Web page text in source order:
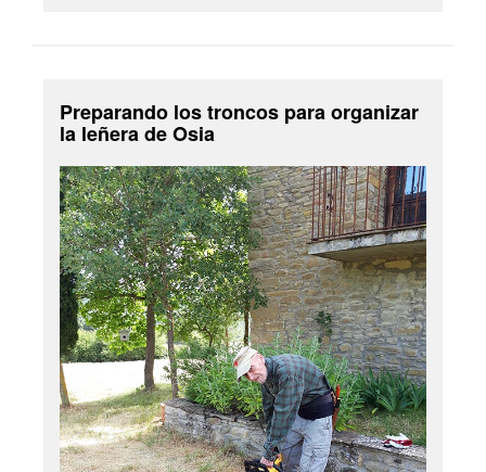
Preparando los troncos para organizar
la leñera de Osia